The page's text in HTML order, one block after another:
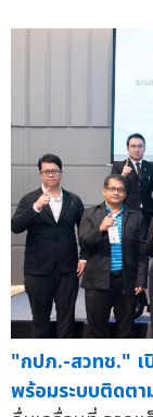
"กปภ.-สวทช." เ
พร้อมระบบติดต